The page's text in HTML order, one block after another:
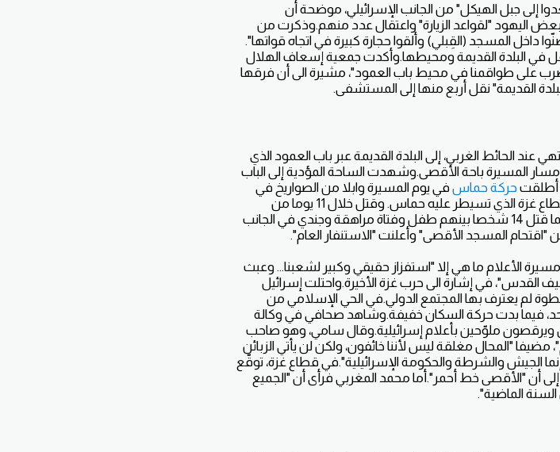
أن "نحو 2600 شخص صعدوا إلى جبل الهيكل" من الجانب الإسرائيلي، موضحة أن
اليهود "لقواعد الزيارة" واعتقال عدد منهم.وذكرت من
المسجد (القِبلي) وألقوا حجارة كبيرة في اتجاه قواتها".
اعتقلت "21 شخصا" على الأقل في البلدة القديمة ومحيطها.وأكدت جمعية إسعاف الهلال
على طواقمنا في محيط باب العمود"، مشيرة الى أن فرقها
الحائط الغربي، إلى البلدة القديمة عبر باب العمود الذي
المسيرة باحة الأقصى.وشهدت الساحة المؤدية إلى الباب
أطلقتحركة حماسفي يوم المسيرة وابلا من الصواريخ في
اتجاه إسرائيل التي ردت بعملية عسكرية ضخمة على قطاع غزة الذي تسيطر عليه حماس. وقتل خلال 11 يوما من
التصعيد 260 فلسطينيا بينهم مقاتلون و66 طفلا. بينما قتل 14 شخصا بينهم طفل وفتاة مراهقة وجندي في الجانب
المسجد الأقصى" وأعلنت "الاستنفار العام".
الأعلام ما هي إلا "استفزاز حقيقي وكبير لشعبنا... وعبث
في إشارة الى حرب غزة الأخيرة.واحتلت إسرائيل
وضمتها لاحقا في خطوة لم يعترف بها المجتمع الدولي.في الحي الإسلامي من
فيما بدت حركة السكان خفيفة.وشاهد صحافي في وكالة
ويرقصون ملوّحين بأعلام إسرائيلية.وقال سامي، وهو صاحب
"المحال مغلقة ليس لأننا خائفون، ولكن لن يأتي الزبائن
الجيش والشرطة والحكومة الإسرائيلية".في قطاع غزة، توقّع
مشيرا إلى أن "الأقصى خط أحمر".أما محمد المغربي فرأى أن "الجميع
الماضية".